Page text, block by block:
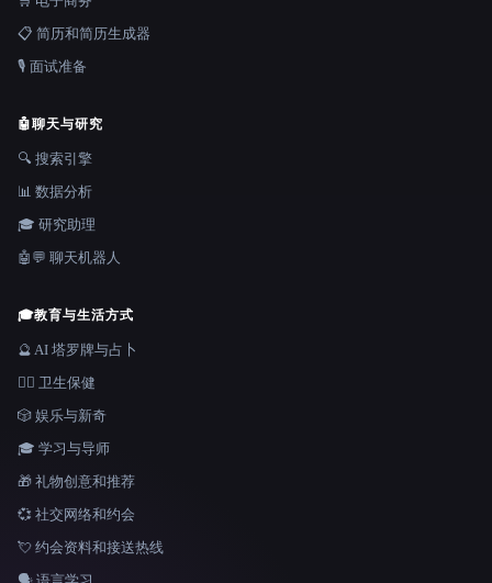
📋 简历和简历生成器
🎙️ 面试准备
🤖聊天与研究
🔍 搜索引擎
📊 数据分析
🎓 研究助理
🤖💬 聊天机器人
🎓教育与生活方式
🔮 AI 塔罗牌与占卜
👩‍⚕️ 卫生保健
🎲 娱乐与新奇
🎓 学习与导师
🎁 礼物创意和推荐
💞 社交网络和约会
💘 约会资料和接送热线